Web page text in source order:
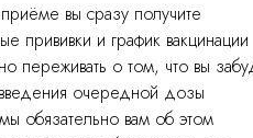
вы сразу получите
прививки и график вакцинации
переживать о том, что вы
очередной дозы
обязательно вам об этом